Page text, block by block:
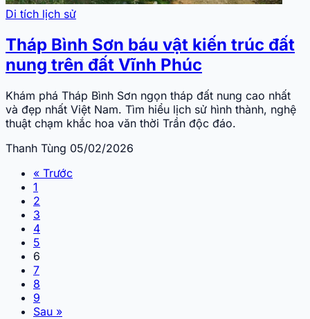
Di tích lịch sử
Tháp Bình Sơn báu vật kiến trúc đất
nung trên đất Vĩnh Phúc
Khám phá Tháp Bình Sơn ngọn tháp đất nung cao nhất
và đẹp nhất Việt Nam. Tìm hiểu lịch sử hình thành, nghệ
thuật chạm khắc hoa văn thời Trần độc đáo.
Thanh Tùng 05/02/2026
« Trước
1
2
3
4
5
6
7
8
9
Sau »